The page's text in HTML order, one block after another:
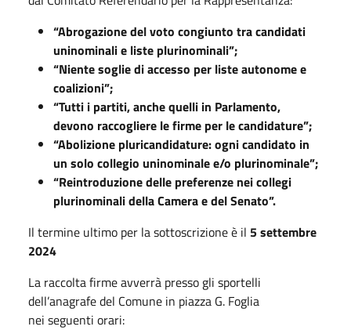
“Abrogazione del voto congiunto tra candidati
uninominali e liste plurinominali”;
“Niente soglie di accesso per liste autonome e
coalizioni”;
“Tutti i partiti, anche quelli in Parlamento,
devono raccogliere le firme per le candidature”;
“Abolizione pluricandidature: ogni candidato in
un solo collegio uninominale e/o plurinominale”;
“Reintroduzione delle preferenze nei collegi
plurinominali della Camera e del Senato”.
Il termine ultimo per la sottoscrizione è il 5 settembre
2024
La raccolta firme avverrà presso gli sportelli
dell’anagrafe del Comune in piazza G. Foglia
nei seguenti orari: